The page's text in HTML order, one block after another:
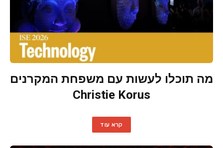
מה תוכלו לעשות עם משפחת המקרנים
Christie Korus
קרא עוד